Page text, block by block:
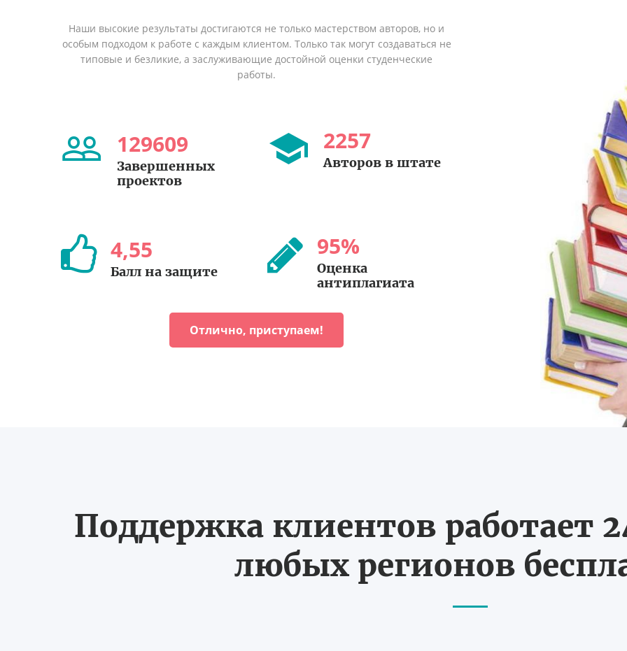
Наши высокие результаты достигаются не только мастерством авторов, но и
особым подходом к работе с каждым клиентом. Только так могут создаваться не
типовые и безликие, а заслуживающие достойной оценки студенческие
работы.
129609
Завершенных
проектов
2257
Авторов в штате
4,55
Балл на защите
95%
Оценка
антиплагиата
Отлично, приступаем!
Поддержка клиентов работает
любых регионов